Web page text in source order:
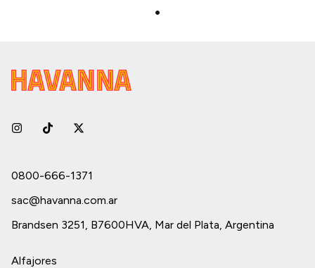
0800-666-1371
sac@havanna.com.ar
Brandsen 3251, B7600HVA, Mar del Plata, Argentina
Alfajores